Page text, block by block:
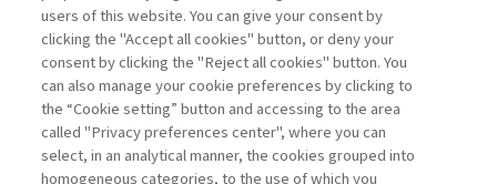
La consultazione dei libri è riservata esclusivamente
agli abbonati Premium
Legenda: Accedi Per registrati Per abbonati
users of this website. You can give your consent by
clicking the "Accept all cookies" button, or deny your
consent by clicking the "Reject all cookies" button. You
can also manage your cookie preferences by clicking to
the “Cookie setting” button and accessing to the area
called "Privacy preferences center", where you can
select, in an analytical manner, the cookies grouped into
homogeneous categories, to the use of which you